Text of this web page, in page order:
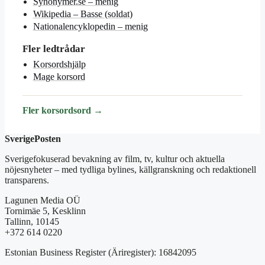
Wikipedia – Basse (soldat)
Nationalencyklopedin – menig
Fler ledtrådar
Korsordshjälp
Mage korsord
Fler korsordsord →
SverigePosten
Sverigefokuserad bevakning av film, tv, kultur och aktuella
nöjesnyheter – med tydliga bylines, källgranskning och redaktionell
transparens.
Lagunen Media OÜ
Tornimäe 5, Kesklinn
Tallinn, 10145
+372 614 0220
Estonian Business Register (Äriregister): 16842095